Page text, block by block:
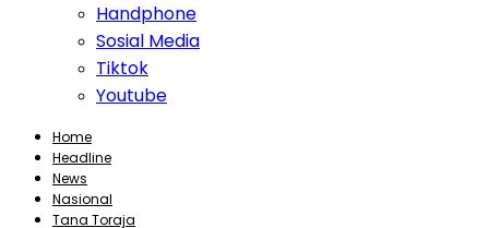
Handphone
Sosial Media
Tiktok
Youtube
Home
Headline
News
Nasional
Tana Toraja